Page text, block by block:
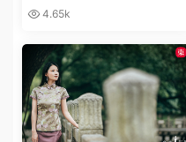
016特级白毫银针产品拍摄
4.65k